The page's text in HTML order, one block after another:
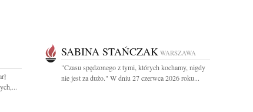
SABINA STAŃCZAK WARSZAWA
"Czasu spędzonego z tymi, których kochamy, nigdy
nie jest za dużo." W dniu 27 czerwca 2026 roku...